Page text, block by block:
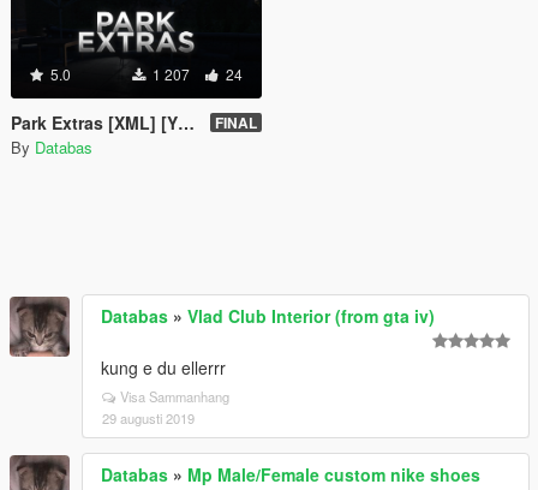
5.0 1 207 24
Park Extras [XML] [YMAP] FINAL
By Databas
Databas » Vlad Club Interior (from gta iv)
kung e du ellerrr
Visa Sammanhang
29 augusti 2019
Databas » Mp Male/Female custom nike shoes